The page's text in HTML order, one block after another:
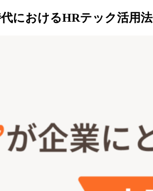
におけるHRテック活用法